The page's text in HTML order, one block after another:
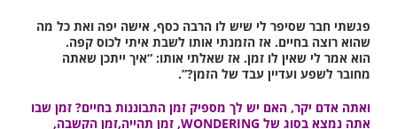
פגשתי חבר שסיפר לי שיש לו הרבה כסף, אישה יפה ואת כל מה
שהוא רוצה בחיים. אז הזמנתי אותו לשבת איתי לכוס קפה.
הוא אמר לי שאין לו זמן. אז שאלתי אותו: “איך ייתכן שאתה
מחובר לשפע ועדיין עבד של הזמן?”.
ואתה אדם יקר, האם יש לך מספיק זמן התבוננות בחיים? זמן שבו
אתה נמצא בסוג של WONDERING, זמן תהייה,זמן הקשבה,